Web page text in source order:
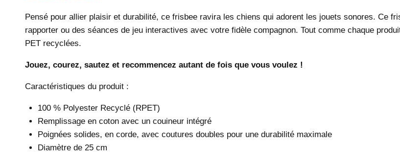
Pensé pour allier plaisir et durabilité, ce frisbee ravira les chiens qui adorent les jouets sonores. Ce
rapporter ou des séances de jeu interactives avec votre fidèle compagnon. Tout comme chaque
PET recyclées.
Jouez, courez, sautez et recommencez autant de fois que vous voulez !
Caractéristiques du produit :
100 % Polyester Recyclé (RPET)
Remplissage en coton avec un couineur intégré
Poignées solides, en corde, avec coutures doubles pour une durabilité maximale
Diamètre de 25 cm